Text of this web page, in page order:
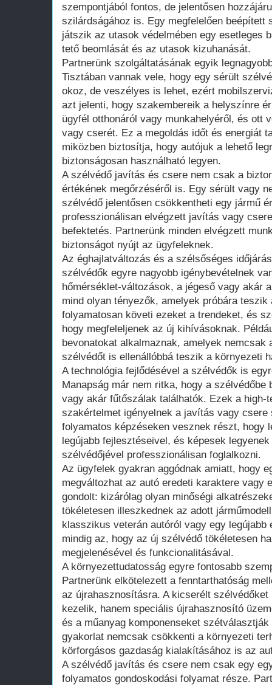
szempontjából fontos, de jelentősen
szilárdságához is. Egy megfelelően beépített
játszik az utasok védelmében egy esetleges
tető beomlását és az utasok kizuhanását.
Partnerünk szolgáltatásának egyik
Tisztában vannak vele, hogy egy sérült
okoz, de veszélyes is lehet, ezért
azt jelenti, hogy szakembereik a helyszínre
ügyfél otthonáról vagy munkahelyéről, és ott
vagy cserét. Ez a megoldás időt és energiát
miközben biztosítja, hogy autójuk a lehető
biztonságosan használható legyen.
A szélvédő javítás és csere nem csak a
értékének megőrzéséről is. Egy sérült vagy
szélvédő jelentősen csökkentheti egy jármű
professzionálisan elvégzett javítás vagy
befektetés. Partnerünk minden elvégzett
biztonságot nyújt az ügyfeleknek.
Az éghajlatváltozás és a szélsőséges
szélvédők egyre nagyobb igénybevételnek
hőmérséklet-változások, a jégeső vagy akár
mind olyan tényezők, amelyek próbára
folyamatosan követi ezeket a trendeket, és
hogy megfeleljenek az új kihívásoknak.
bevonatokat alkalmaznak, amelyek nemcsak
szélvédőt is ellenállóbbá teszik a környezeti
A technológia fejlődésével a szélvédők is
Manapság már nem ritka, hogy a
vagy akár fűtőszálak találhatók. Ezek a high-
szakértelmet igényelnek a javítás vagy
folyamatos képzéseken vesznek részt, hogy
legújabb fejlesztéseivel, és képesek
szélvédőjével professzionálisan foglalkozni.
Az ügyfelek gyakran aggódnak amiatt, hogy
megváltozhat az autó eredeti karaktere vagy
gondolt: kizárólag olyan minőségi
tökéletesen illeszkednek az adott
klasszikus veterán autóról vagy egy legújabb
mindig az, hogy az új szélvédő tökéletesen
megjelenésével és funkcionalitásával.
A környezettudatosság egyre fontosabb
Partnerünk elkötelezett a fenntarthatóság
az újrahasznosításra. A kicserélt
kezelik, hanem speciális újrahasznosító
és a műanyag komponenseket
gyakorlat nemcsak csökkenti a környezeti
körforgásos gazdaság kialakításához is az
A szélvédő javítás és csere nem csak egy
folyamatos gondoskodási folyamat része.